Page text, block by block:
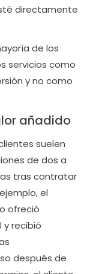
directamente
de los
servicios como
y no como
añadido
suelen
de dos a
tras contratar
el
ofreció
y recibió
después de